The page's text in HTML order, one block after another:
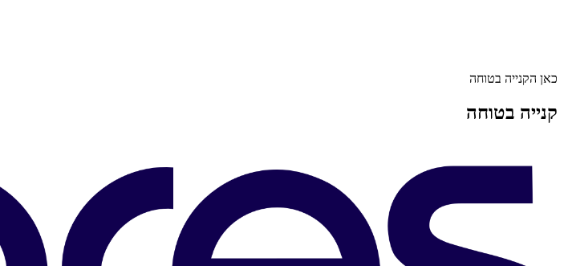
כאן הקנייה בטוחה
קנייה בטוחה